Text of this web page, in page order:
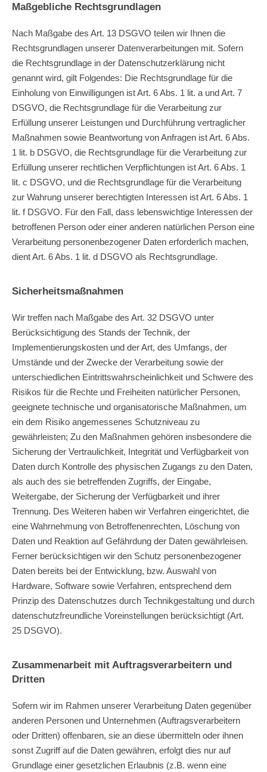
Maßgebliche Rechtsgrundlagen
Nach Maßgabe des Art. 13 DSGVO teilen wir Ihnen die
Rechtsgrundlagen unserer Datenverarbeitungen mit. Sofern
die Rechtsgrundlage in der Datenschutzerklärung nicht
genannt wird, gilt Folgendes: Die Rechtsgrundlage für die
Einholung von Einwilligungen ist Art. 6 Abs. 1 lit. a und Art. 7
DSGVO, die Rechtsgrundlage für die Verarbeitung zur
Erfüllung unserer Leistungen und Durchführung vertraglicher
Maßnahmen sowie Beantwortung von Anfragen ist Art. 6 Abs.
1 lit. b DSGVO, die Rechtsgrundlage für die Verarbeitung zur
Erfüllung unserer rechtlichen Verpflichtungen ist Art. 6 Abs. 1
lit. c DSGVO, und die Rechtsgrundlage für die Verarbeitung
zur Wahrung unserer berechtigten Interessen ist Art. 6 Abs. 1
lit. f DSGVO. Für den Fall, dass lebenswichtige Interessen der
betroffenen Person oder einer anderen natürlichen Person eine
Verarbeitung personenbezogener Daten erforderlich machen,
dient Art. 6 Abs. 1 lit. d DSGVO als Rechtsgrundlage.
Sicherheitsmaßnahmen
Wir treffen nach Maßgabe des Art. 32 DSGVO unter
Berücksichtigung des Stands der Technik, der
Implementierungskosten und der Art, des Umfangs, der
Umstände und der Zwecke der Verarbeitung sowie der
unterschiedlichen Eintrittswahrscheinlichkeit und Schwere des
Risikos für die Rechte und Freiheiten natürlicher Personen,
geeignete technische und organisatorische Maßnahmen, um
ein dem Risiko angemessenes Schutzniveau zu
gewährleisten; Zu den Maßnahmen gehören insbesondere die
Sicherung der Vertraulichkeit, Integrität und Verfügbarkeit von
Daten durch Kontrolle des physischen Zugangs zu den Daten,
als auch des sie betreffenden Zugriffs, der Eingabe,
Weitergabe, der Sicherung der Verfügbarkeit und ihrer
Trennung. Des Weiteren haben wir Verfahren eingerichtet, die
eine Wahrnehmung von Betroffenenrechten, Löschung von
Daten und Reaktion auf Gefährdung der Daten gewährleisen.
Ferner berücksichtigen wir den Schutz personenbezogener
Daten bereits bei der Entwicklung, bzw. Auswahl von
Hardware, Software sowie Verfahren, entsprechend dem
Prinzip des Datenschutzes durch Technikgestaltung und durch
datenschutzfreundliche Voreinstellungen berücksichtigt (Art.
25 DSGVO).
Zusammenarbeit mit Auftragsverarbeitern und
Dritten
Sofern wir im Rahmen unserer Verarbeitung Daten gegenüber
anderen Personen und Unternehmen (Auftragsverarbeitern
oder Dritten) offenbaren, sie an diese übermitteln oder ihnen
sonst Zugriff auf die Daten gewähren, erfolgt dies nur auf
Grundlage einer gesetzlichen Erlaubnis (z.B. wenn eine